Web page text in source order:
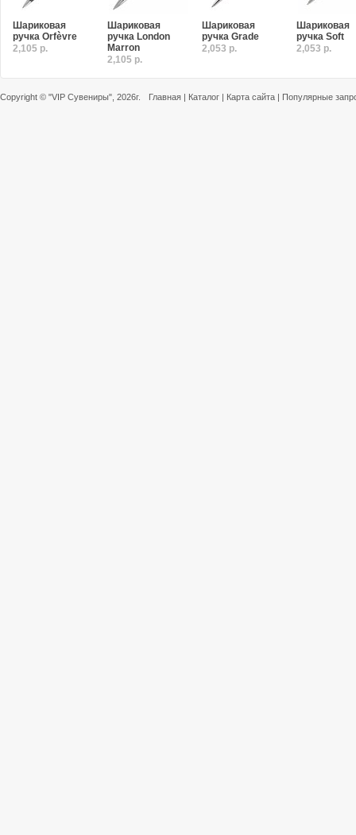
Шариковая
ручка Orfèvre
2,105 р.
Шариковая
ручка London
Marron
2,105 р.
Шариковая
ручка Grade
2,053 р.
Шариковая
ручка Soft
2,053 р.
Copyright © "VIP Сувениры" , 2026г. Главная | Каталог | Карта сайта | Популярные